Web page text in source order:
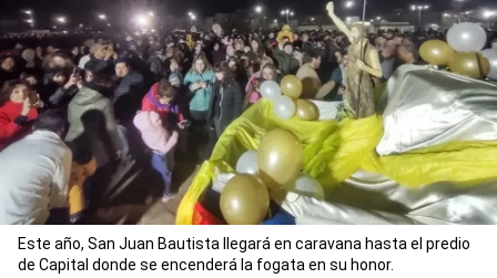
Este año, San Juan Bautista llegará en caravana hasta el predio
de Capital donde se encenderá la fogata en su honor.